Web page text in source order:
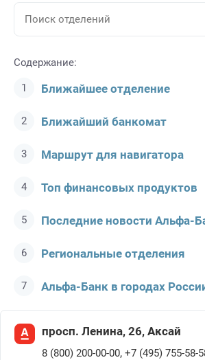
Содержание:
Ближайшее отделение
Ближайший банкомат
Маршрут для навигатора
Топ финансовых продуктов
Последние новости Альфа-
Региональные отделения
Альфа-Банк в городах
просп. Ленина, 26, Аксай
8 (800) 200-00-00, +7 (495) 755-58-